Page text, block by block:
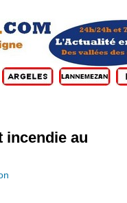
incendie au